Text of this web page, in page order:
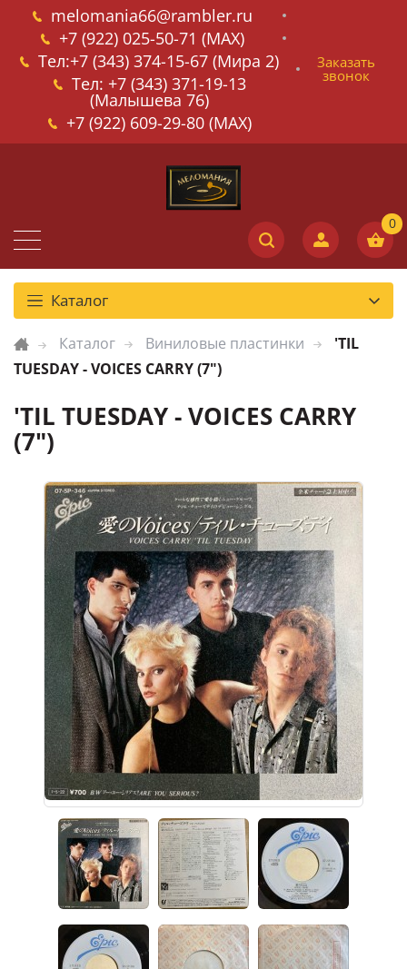
melomania66@rambler.ru
+7 (922) 025-50-71 (MAX)
Тел:+7 (343) 374-15-67 (Мира 2)
Тел: +7 (343) 371-19-13
(Малышева 76)
+7 (922) 609-29-80 (MAX)
Заказать
звонок
Каталог
Каталог Виниловые пластинки
'TIL
TUESDAY - VOICES CARRY (7")
'TIL TUESDAY - VOICES CARRY
(7")